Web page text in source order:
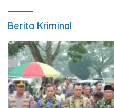
Berita Kriminal